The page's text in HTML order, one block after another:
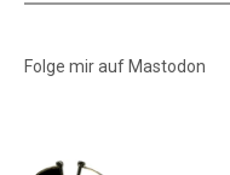
Folge mir auf Mastodon